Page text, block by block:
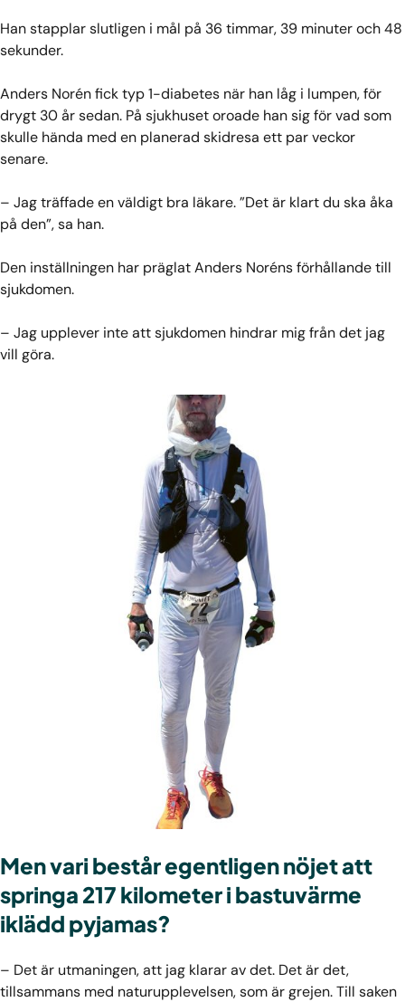
Han stapplar slutligen i mål på 36 timmar, 39 minuter och 48
sekunder.
Anders Norén fick typ 1-diabetes när han låg i lumpen, för
drygt 30 år sedan. På sjukhuset oroade han sig för vad som
skulle hända med en planerad skidresa ett par veckor
senare.
– Jag träffade en väldigt bra läkare. ”Det är klart du ska åka
på den”, sa han.
Den inställningen har präglat Anders Noréns förhållande till
sjukdomen.
– Jag upplever inte att sjukdomen hindrar mig från det jag
vill göra.
Men vari består egentligen nöjet att
springa 217 kilometer i bastuvärme
iklädd pyjamas?
– Det är utmaningen, att jag klarar av det. Det är det,
tillsammans med naturupplevelsen, som är grejen. Till saken